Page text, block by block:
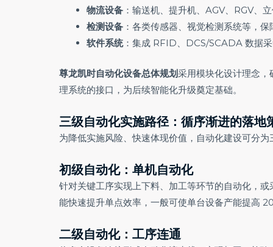
物流设备 ：输送机、提升机、AGV、RGV、
检测设备 ：各类传感器、视觉检测系统等，
软件系统：集成 RFID、DCS/SCADA 数据
尊龙凯时自动化设备总体规划采用模块化设计理念
理系统的接口，为后续智能化升级奠定基础。
三级自动化实施路径：循序渐进的落地
为降低实施风险、快速体现价值，自动化建设可分
初级自动化：单机自动化
针对关键工序实现上下料、加工等环节的自动化，
能快速提升单点效率，一般可使单台设备产能提高
二级自动化：工序连通